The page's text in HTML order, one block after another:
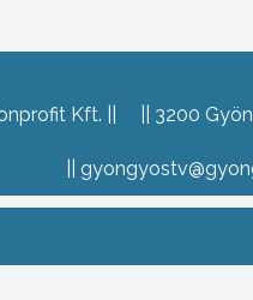
Kft. 3200